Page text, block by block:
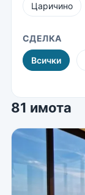
Царичино
СДЕЛКА
Всички
81 имота